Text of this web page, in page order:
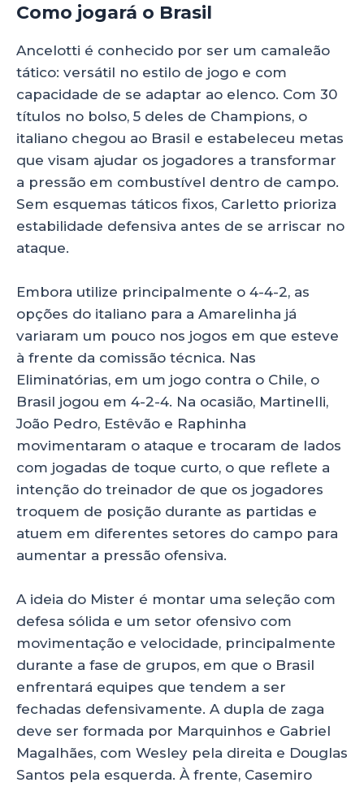
Como jogará o Brasil
Ancelotti é conhecido por ser um camaleão
tático: versátil no estilo de jogo e com
capacidade de se adaptar ao elenco. Com 30
títulos no bolso, 5 deles de Champions, o
italiano chegou ao Brasil e estabeleceu metas
que visam ajudar os jogadores a transformar
a pressão em combustível dentro de campo.
Sem esquemas táticos fixos, Carletto prioriza
estabilidade defensiva antes de se arriscar no
ataque.
Embora utilize principalmente o 4-4-2, as
opções do italiano para a Amarelinha já
variaram um pouco nos jogos em que esteve
à frente da comissão técnica. Nas
Eliminatórias, em um jogo contra o Chile, o
Brasil jogou em 4-2-4. Na ocasião, Martinelli,
João Pedro, Estêvão e Raphinha
movimentaram o ataque e trocaram de lados
com jogadas de toque curto, o que reflete a
intenção do treinador de que os jogadores
troquem de posição durante as partidas e
atuem em diferentes setores do campo para
aumentar a pressão ofensiva.
A ideia do Mister é montar uma seleção com
defesa sólida e um setor ofensivo com
movimentação e velocidade, principalmente
durante a fase de grupos, em que o Brasil
enfrentará equipes que tendem a ser
fechadas defensivamente. A dupla de zaga
deve ser formada por Marquinhos e Gabriel
Magalhães, com Wesley pela direita e Douglas
Santos pela esquerda. À frente, Casemiro